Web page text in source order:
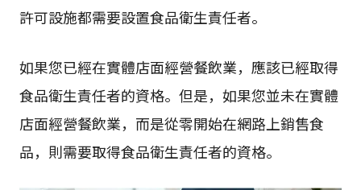
許可設施都需要設置食品衛生責任者。
如果您已經在實體店面經營餐飲業，應該已經取得
食品衛生責任者的資格。但是，如果您並未在實體
店面經營餐飲業，而是從零開始在網路上銷售食
品，則需要取得食品衛生責任者的資格。